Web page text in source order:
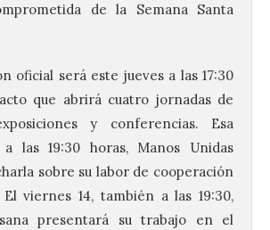
de la Semana Santa
oficial será este jueves a las 17:30
que abrirá cuatro jornadas de
y conferencias. Esa
las 19:30 horas, Manos Unidas
sobre su labor de cooperación
viernes 14, también a las 19:30,
presentará su trabajo en el